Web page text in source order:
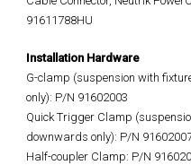
91611788HU
Installation Hardware
G-clamp (suspension with
only): P/N 91602003
Quick Trigger Clamp
downwards only): P/N
Half-coupler Clamp: P/N